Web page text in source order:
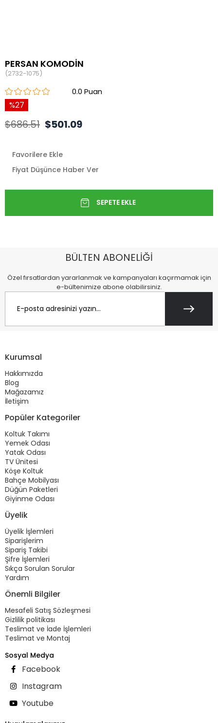
PERSAN KOMODİN
(2732-1075)
0.0
27
$686.51 $501.09
Favorilere Ekle
Fiyat Düşünce Haber Ver
BÜLTEN ABONELİĞİ
Özel fırsatlardan yararlanmak ve kampanyaları kaçırmamak için
e-bültenimize abone olabilirsiniz.
Kurumsal
Hakkımızda
Blog
Mağazamız
İletişim
Popüler Kategoriler
Koltuk Takımı
Yemek Odası
Yatak Odası
TV Ünitesi
Köşe Koltuk
Bahçe Mobilyası
Düğün Paketleri
Giyinme Odası
Üyelik
Üyelik İşlemleri
Siparişlerim
Sipariş Takibi
Şifre İşlemleri
Sıkça Sorulan Sorular
Yardım
Önemli Bilgiler
Mesafeli Satış Sözleşmesi
Gizlilik politikası
Teslimat ve İade İşlemleri
Teslimat ve Montaj
Sosyal Medya
Facebook
Instagram
Youtube